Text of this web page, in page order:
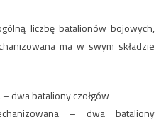
liczbę batalionów bojowych,
ma w swym składzie
dwa bataliony czołgów
– dwa bataliony